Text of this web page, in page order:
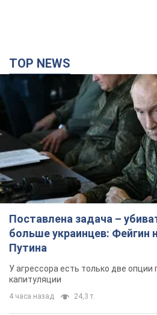
TOP NEWS
Поставлена задача –
больше украинцев: Фейгин
Путина
У агрессора есть только две
капитуляции
4 часа назад 24,3 т.